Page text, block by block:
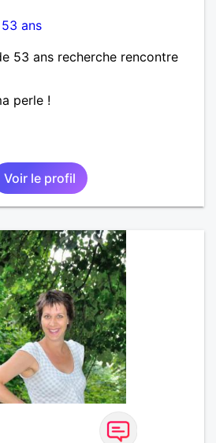
53 ans
53 ans recherche rencontre
perle !
Voir le profil